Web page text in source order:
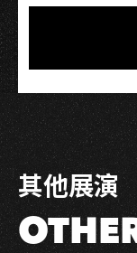
on
其他展演